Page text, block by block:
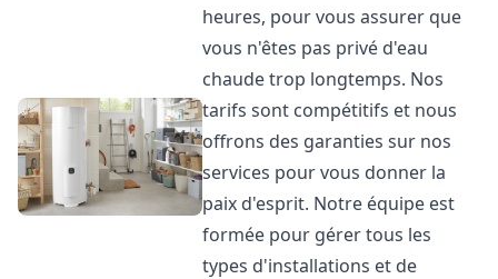
heures, pour vous assurer que
vous n'êtes pas privé d'eau
chaude trop longtemps. Nos
tarifs sont compétitifs et nous
offrons des garanties sur nos
services pour vous donner la
paix d'esprit. Notre équipe est
formée pour gérer tous les
types d'installations et de